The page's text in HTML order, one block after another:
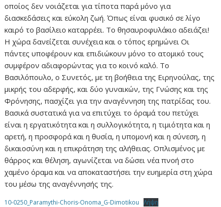
οποίος δεν νοιάζεται για τίποτα παρά μόνο για
διασκεδάσεις και εύκολη ζωή. Όπως είναι φυσικό σε λίγο
καιρό το βασίλειο καταρρέει. Το θησαυροφυλάκιο αδειάζει!
Η χώρα δανείζεται συνέχεια και ο τόπος ερημώνει Οι
πάντες υποφέρουν και επιδιώκουν μόνο το ατομικό τους
συμφέρον αδιαφορώντας για το κοινό καλό. Το
Βασιλόπουλο, ο Συνετός, με τη βοήθεια της Ειρηνούλας, της
μικρής του αδερφής, και δύο γυναικών, της Γνώσης και της
Φρόνησης, πασχίζει για την αναγέννηση της πατρίδας του.
Βασικά συστατικά για να επιτύχει το όραμά του πετύχει
είναι η εργατικότητα και η συλλογικότητα, η τιμιότητα και η
αρετή, η προσφορά και η θυσία, η υπομονή και η σύνεση, η
δικαιοσύνη και η επικράτηση της αλήθειας. Οπλισμένος με
θάρρος και θέληση, αγωνίζεται να δώσει νέα πνοή στο
χαμένο όραμα και να αποκαταστήσει την ευημερία στη χώρα
του μέσω της αναγέννησής της.
10-0250_Paramythi-Choris-Onoma_G-Dimotikou Λήψη